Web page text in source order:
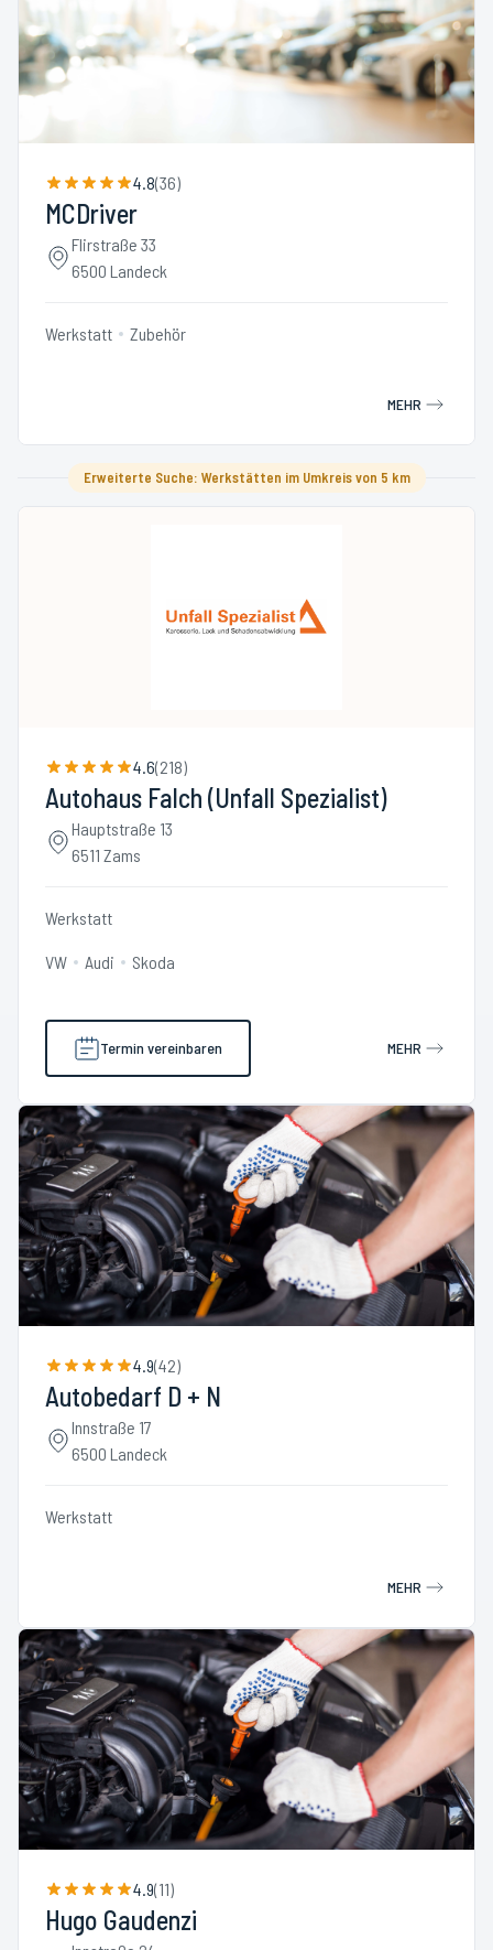
4.8(36)
MCDriver
Flirstraße 33
6500 Landeck
Werkstatt Zubehör
MEHR
Erweiterte Suche: Werkstätten im Umkreis von 5 km
4.6(218)
Autohaus Falch (Unfall Spezialist)
Hauptstraße 13
6511 Zams
Werkstatt
VW Audi Skoda
Termin vereinbaren MEHR
4.9(42)
Autobedarf D + N
Innstraße 17
6500 Landeck
Werkstatt
MEHR
4.9(11)
Hugo Gaudenzi